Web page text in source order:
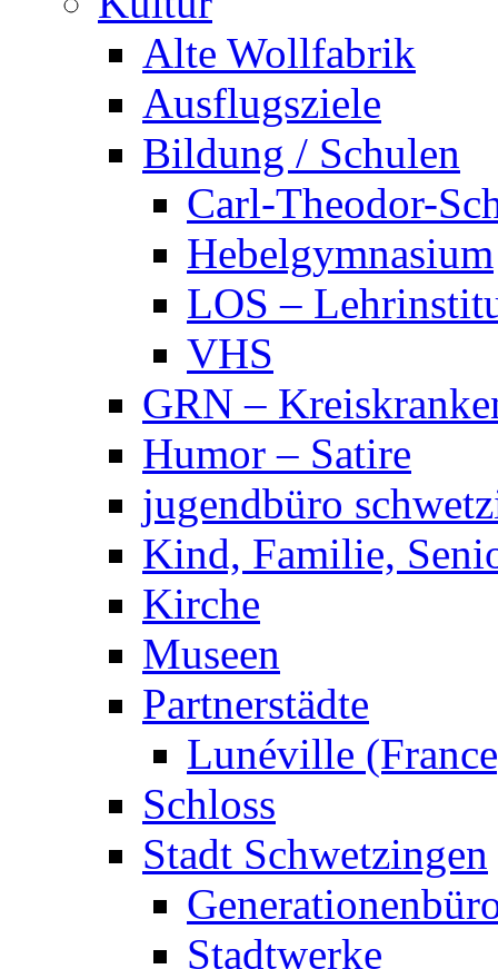
Alte Wollfabrik
Ausflugsziele
Bildung / Schulen
Carl-Theodor-
Hebelgymnasium
LOS –
VHS
GRN –
Humor – Satire
jugendbüro
Kind, Familie,
Kirche
Museen
Partnerstädte
Lunéville
Schloss
Stadt Schwetzingen
Stadtwerke